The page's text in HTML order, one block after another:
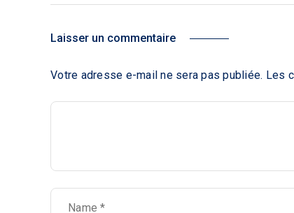
Laisser un commentaire
Votre adresse e-mail ne sera pas publiée. Les